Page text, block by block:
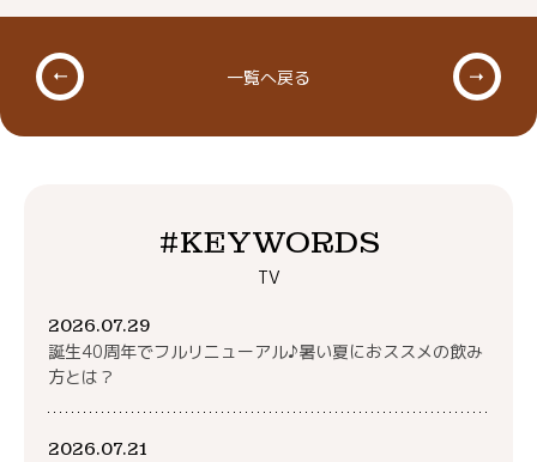
一覧へ戻る
#KEYWORDS
TV
2026.07.29
誕生40周年でフルリニューアル♪暑い夏におススメの飲み
方とは？
2026.07.21